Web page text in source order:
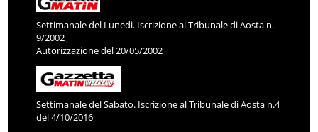
Settimanale del Lunedì. Iscrizione al Tribunale di Aosta n.
9/2002
Autorizzazione del 20/05/2002
Settimanale del Sabato. Iscrizione al Tribunale di Aosta n.4
del 4/10/2016